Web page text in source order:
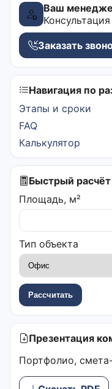
Ваш
Заказать
Навигация по
Этапы и сроки
FAQ
Калькулятор
Быстрый расчёт
Площадь, м²
Тип объекта
Рассчитать
Презентация
Портфолио,